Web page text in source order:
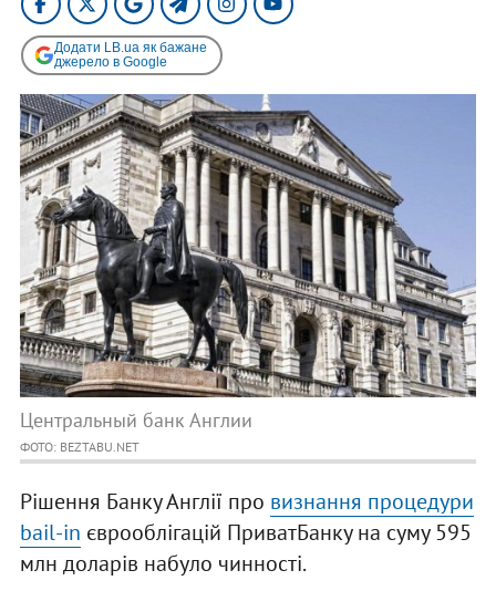
Додати LB.ua як бажане
джерело в Google
Центральный банк Англии
ФОТО: BEZTABU.NET
Рішення Банку Англії про визнання процедури
bail-in єврооблігацій ПриватБанку на суму 595
млн доларів набуло чинності.